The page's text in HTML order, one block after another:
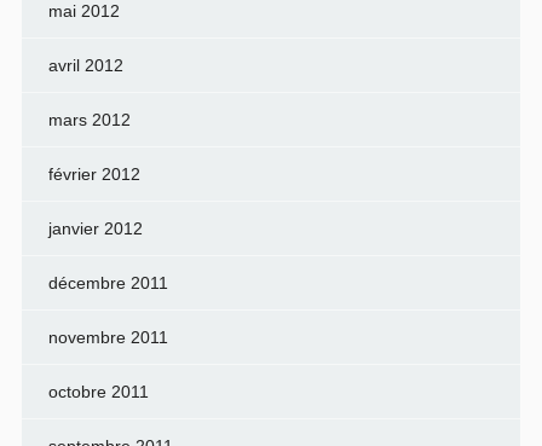
mai 2012
avril 2012
mars 2012
février 2012
janvier 2012
décembre 2011
novembre 2011
octobre 2011